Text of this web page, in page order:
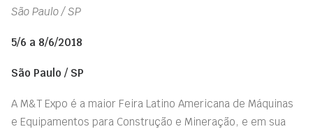
São Paulo / SP
5/6 a 8/6/2018
São Paulo / SP
A M&T Expo é a maior Feira Latino Americana de Máquinas
e Equipamentos para Construção e Mineração, e em sua